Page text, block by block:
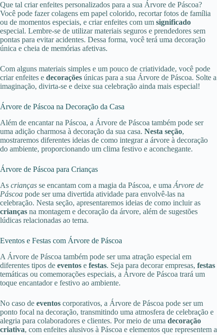
Que tal criar enfeites personalizados para a sua Árvore de Páscoa?
Você pode fazer colagens em papel colorido, recortar fotos de família
ou de momentos especiais, e criar enfeites com um significado
especial. Lembre-se de utilizar materiais seguros e prendedores sem
pontas para evitar acidentes. Dessa forma, você terá uma decoração
única e cheia de memórias afetivas.
Com alguns materiais simples e um pouco de criatividade, você pode
criar enfeites e decorações únicas para a sua Árvore de Páscoa. Solte a
imaginação, divirta-se e deixe sua celebração ainda mais especial!
Árvore de Páscoa na Decoração da Casa
Além de encantar na Páscoa, a Árvore de Páscoa também pode ser
uma adição charmosa à decoração da sua casa. Nesta seção,
mostraremos diferentes ideias de como integrar a árvore à decoração
do ambiente, proporcionando um clima festivo e aconchegante.
Árvore de Páscoa para Crianças
As crianças se encantam com a magia da Páscoa, e uma Árvore de
Páscoa pode ser uma divertida atividade para envolvê-las na
celebração. Nesta seção, apresentaremos ideias de como incluir as
crianças na montagem e decoração da árvore, além de sugestões
lúdicas relacionadas ao tema.
Eventos e Festas com Árvore de Páscoa
A Árvore de Páscoa também pode ser uma atração especial em
diferentes tipos de eventos e festas. Seja para decorar empresas, festas
temáticas ou comemorações especiais, a Árvore de Páscoa trará um
toque encantador e festivo ao ambiente.
No caso de eventos corporativos, a Árvore de Páscoa pode ser um
ponto focal na decoração, transmitindo uma atmosfera de celebração e
alegria para colaboradores e clientes. Por meio de uma decoração
criativa, com enfeites alusivos à Páscoa e elementos que representem a